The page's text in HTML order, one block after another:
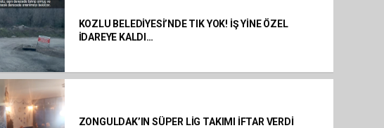
KOZLU BELEDİYESİ’NDE TIK YOK! İŞ YİNE ÖZEL
İDAREYE KALDI…
ZONGULDAK’IN SÜPER LİG TAKIMI İFTAR VERDİ